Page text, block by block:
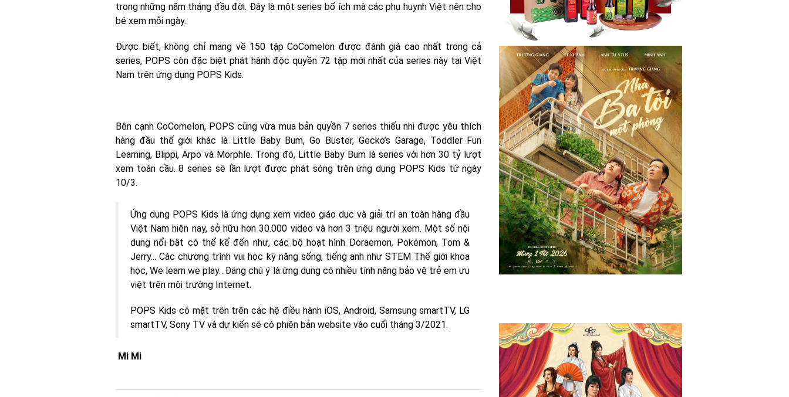
trong những năm tháng đầu đời. Đây là môt series bổ ích mà các phụ huynh Việt nên cho
bé xem mỗi ngày.
Được biết, không chỉ mang về 150 tập CoComelon được đánh giá cao nhất trong cả
series, POPS còn đặc biệt phát hành độc quyền 72 tập mới nhất của series này tại Việt
Nam trên ứng dụng POPS Kids.
Bên cạnh CoComelon, POPS cũng vừa mua bản quyền 7 series thiếu nhi được yêu thích
hàng đầu thế giới khác là Little Baby Bum, Go Buster, Gecko’s Garage, Toddler Fun
Learning, Blippi, Arpo và Morphle. Trong đó, Little Baby Bum là series với hơn 30 tỷ lượt
xem toàn cầu. 8 series sẽ lần lượt được phát sóng trên ứng dụng POPS Kids từ ngày
10/3.
Ứng dụng POPS Kids là ứng dụng xem video giáo dục và giải trí an toàn hàng đầu
Việt Nam hiện nay, sở hữu hơn 30.000 video và hơn 3 triệu người xem. Một số nội
dung nổi bật có thể kể đến như, các bộ hoạt hình Doraemon, Pokémon, Tom &
Jerry... Các chương trình vui học kỹ năng sống, tiếng anh như STEM Thế giới khoa
học, We learn we play…Đáng chú ý là ứng dụng có nhiều tính năng bảo vệ trẻ em ưu
việt trên môi trường Internet.
POPS Kids có mặt trên trên các hệ điều hành iOS, Android, Samsung smartTV, LG
smartTV, Sony TV và dự kiến sẽ có phiên bản website vào cuối tháng 3/2021.
Mi Mi